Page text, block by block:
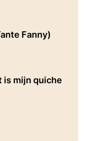
Fanny)
is mijn quiche